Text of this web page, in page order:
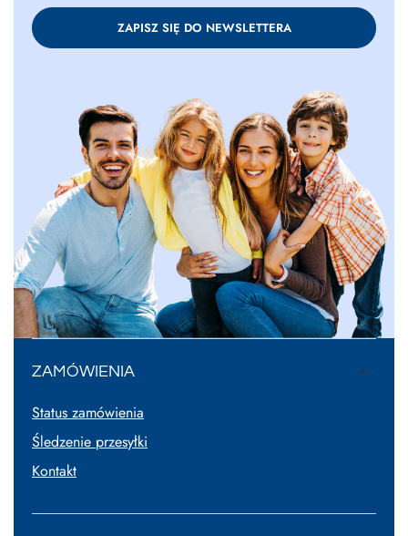
ZAPISZ SIĘ DO NEWSLETTERA
ZAMÓWIENIA
Status zamówienia
Śledzenie przesyłki
Kontakt